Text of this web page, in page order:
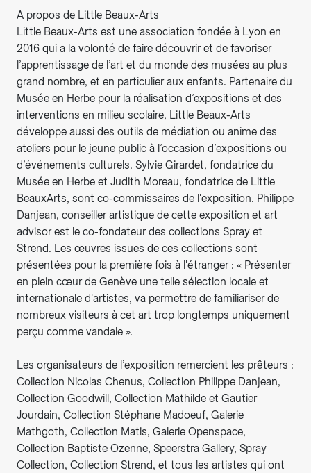
A propos de Little Beaux-Arts
Little Beaux-Arts est une association fondée à Lyon en
2016 qui a la volonté de faire découvrir et de favoriser
l’apprentissage de l’art et du monde des musées au plus
grand nombre, et en particulier aux enfants. Partenaire du
Musée en Herbe pour la réalisation d’expositions et des
interventions en milieu scolaire, Little Beaux-Arts
développe aussi des outils de médiation ou anime des
ateliers pour le jeune public à l’occasion d’expositions ou
d’événements culturels. Sylvie Girardet, fondatrice du
Musée en Herbe et Judith Moreau, fondatrice de Little
BeauxArts, sont co-commissaires de l'exposition. Philippe
Danjean, conseiller artistique de cette exposition et art
advisor est le co-fondateur des collections Spray et
Strend. Les œuvres issues de ces collections sont
présentées pour la première fois à l'étranger : « Présenter
en plein cœur de Genève une telle sélection locale et
internationale d'artistes, va permettre de familiariser de
nombreux visiteurs à cet art trop longtemps uniquement
perçu comme vandale ».
Les organisateurs de l’exposition remercient les prêteurs :
Collection Nicolas Chenus, Collection Philippe Danjean,
Collection Goodwill, Collection Mathilde et Gautier
Jourdain, Collection Stéphane Madoeuf, Galerie
Mathgoth, Collection Matis, Galerie Openspace,
Collection Baptiste Ozenne, Speerstra Gallery, Spray
Collection, Collection Strend, et tous les artistes qui ont